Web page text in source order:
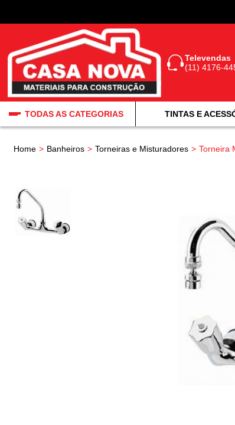
Televendas
(11) 4176-
TODAS AS CATEGORIAS TINTAS E
Home Banheiros Torneiras e Misturadores Torneira